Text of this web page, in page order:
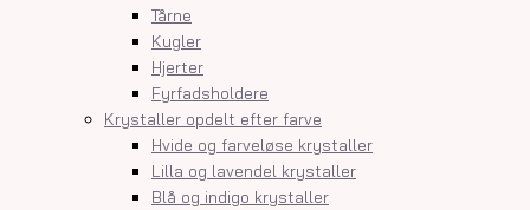
Tårne
Kugler
Hjerter
Fyrfadsholdere
Krystaller opdelt efter farve
Hvide og farveløse krystaller
Lilla og lavendel krystaller
Blå og indigo krystaller